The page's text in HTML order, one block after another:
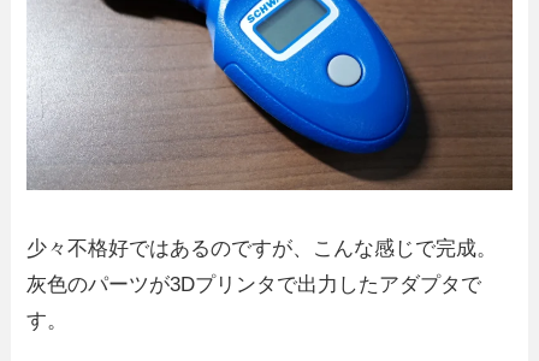
少々不格好ではあるのですが、こんな感じで完成。
灰色のパーツが3Dプリンタで出力したアダプタで
す。